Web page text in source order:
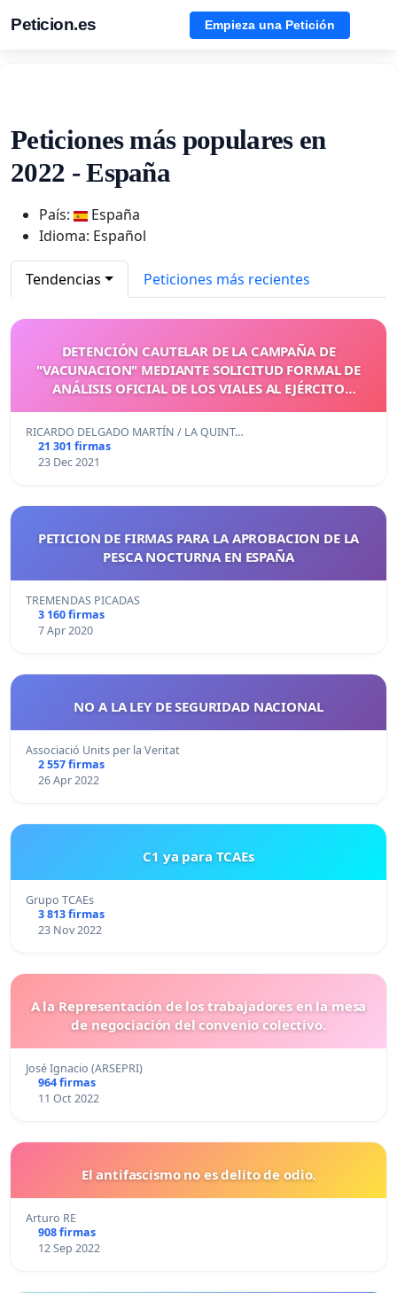
Peticion.es Empieza una Petición
Peticiones más populares en
2022 - España
País:
España
Idioma: Español
Tendencias Peticiones más recientes
DETENCIÓN CAUTELAR DE LA CAMPAÑA DE
"VACUNACION" MEDIANTE SOLICITUD FORMAL DE
ANÁLISIS OFICIAL DE LOS VIALES AL EJÉRCITO
RICARDO DELGADO MARTÍN / LA QUINT…
21 301 firmas
23 Dec 2021
PETICION DE FIRMAS PARA LA APROBACION DE LA
PESCA NOCTURNA EN ESPAÑA
TREMENDAS PICADAS
3 160 firmas
7 Apr 2020
NO A LA LEY DE SEGURIDAD NACIONAL
Associació Units per la Veritat
2 557 firmas
26 Apr 2022
C1 ya para TCAEs
Grupo TCAEs
3 813 firmas
23 Nov 2022
A la Representación de los trabajadores en la mesa
de negociación del convenio colectivo.
José Ignacio (ARSEPRI)
964 firmas
11 Oct 2022
El antifascismo no es delito de odio.
Arturo RE
908 firmas
12 Sep 2022